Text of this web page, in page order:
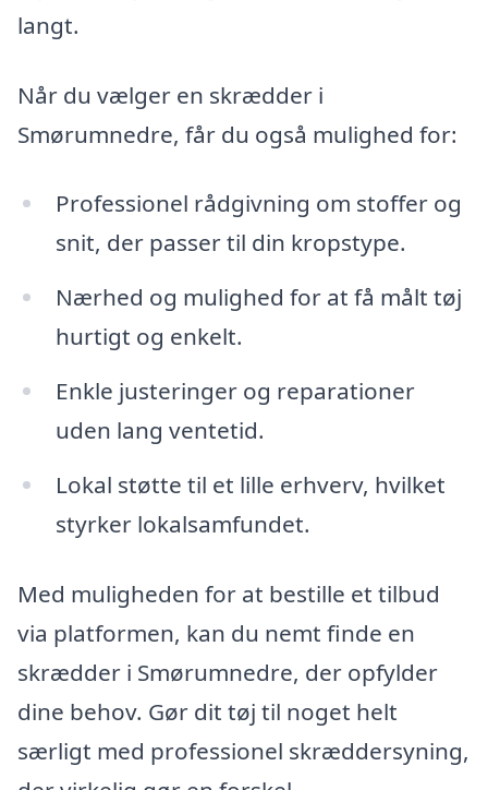
langt.
Når du vælger en skrædder i
Smørumnedre, får du også mulighed for:
Professionel rådgivning om stoffer og
snit, der passer til din kropstype.
Nærhed og mulighed for at få målt tøj
hurtigt og enkelt.
Enkle justeringer og reparationer
uden lang ventetid.
Lokal støtte til et lille erhverv, hvilket
styrker lokalsamfundet.
Med muligheden for at bestille et tilbud
via platformen, kan du nemt finde en
skrædder i Smørumnedre, der opfylder
dine behov. Gør dit tøj til noget helt
særligt med professionel skræddersyning,